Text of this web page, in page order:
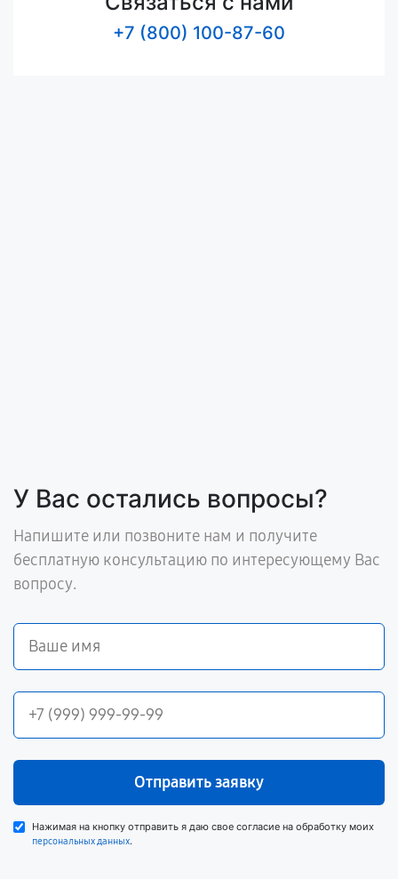
+7 (800) 100-87-60
У Вас остались вопросы?
Напишите или позвоните нам и получите
бесплатную консультацию по интересующему Вас
вопросу.
Отправить заявку
Нажимая на кнопку отправить я даю свое согласие на обработку моих
персональных данных.